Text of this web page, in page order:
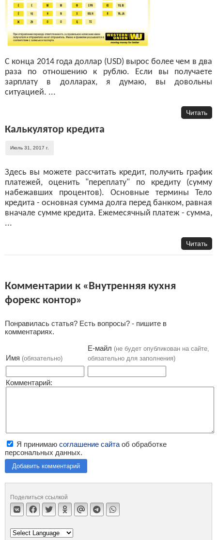
С конца 2014 года доллар (USD) вырос более чем в два
раза по отношению к рублю. Если вы получаете
зарплату в долларах, я думаю, вы довольны
ситуацией. ...
Читать
Калькулятор кредита
Июль 31, 2017 г.
Здесь вы можете рассчитать кредит, получить график
платежей, оценить "переплату" по кредиту (сумму
набежавших процентов). Основные термины Тело
кредита - основная сумма долга перед банком, равная
вначале сумме кредита. Ежемесячный платеж - сумма,
...
Читать
Комментарии к «Внутренняя кухня
форекс контор»
Понравилась статья? Есть вопросы? - пишите в
комментариях.
Имя (обязательно)
Е-майл (не будет опубликован на сайте,
обязательно для заполнения)
Комментарий:
Я принимаю соглашение сайта об обработке
персональных данных.
Добавить комментарий
Поделиться ссылкой